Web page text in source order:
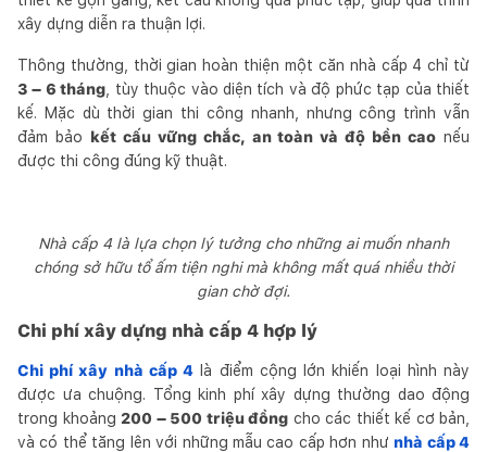
xây dựng diễn ra thuận lợi.
Thông thường, thời gian hoàn thiện một căn nhà cấp 4 chỉ từ
3 – 6 tháng , tùy thuộc vào diện tích và độ phức tạp của thiết
kế. Mặc dù thời gian thi công nhanh, nhưng công trình vẫn
đảm bảo kết cấu vững chắc, an toàn và độ bền cao nếu
được thi công đúng kỹ thuật.
Nhà cấp 4 là lựa chọn lý tưởng cho những ai muốn nhanh
chóng sở hữu tổ ấm tiện nghi mà không mất quá nhiều thời
gian chờ đợi.
Chi phí xây dựng nhà cấp 4 hợp lý
Chi phí xây nhà cấp 4 là điểm cộng lớn khiến loại hình này
được ưa chuộng. Tổng kinh phí xây dựng thường dao động
trong khoảng 200 – 500 triệu đồng cho các thiết kế cơ bản,
và có thể tăng lên với những mẫu cao cấp hơn như nhà cấp 4